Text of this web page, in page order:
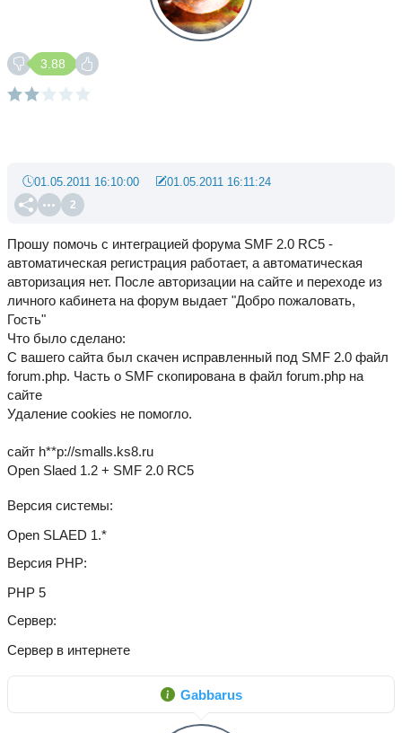
3.88
2
01.05.2011 16:10:00 01.05.2011 16:11:24
Прошу помочь с интеграцией форума SMF 2.0 RC5 -
автоматическая регистрация работает, а автоматическая
авторизация нет. После авторизации на сайте и переходе из
личного кабинета на форум выдает "Добро пожаловать,
Гость"
Что было сделано:
С вашего сайта был скачен исправленный под SMF 2.0 файл
forum.php. Часть о SMF скопирована в файл forum.php на
сайте
Удаление cookies не помогло.
сайт h**p://smalls.ks8.ru
Open Slaed 1.2 + SMF 2.0 RC5
Версия системы
Open SLAED 1.*
Версия PHP
PHP 5
Сервер
Сервер в интернете
Gabbarus